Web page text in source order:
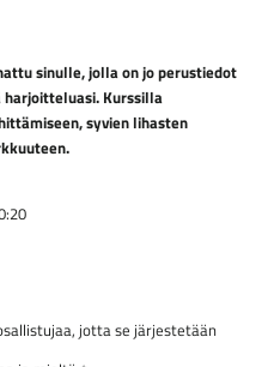
sinulle, jolla on jo perustiedot
Kurssilla
syvien lihasten
jotta se järjestetään